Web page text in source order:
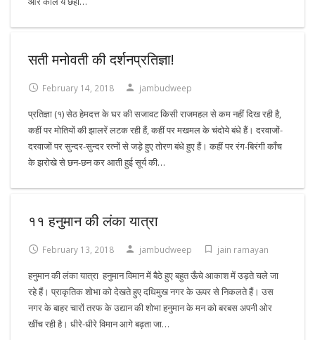
सती मनोवती की दर्शनप्रतिज्ञा!
February 14, 2018 jambudweep
प्रतिज्ञा (१) सेठ हेमदत्त के घर की सजावट किसी राजमहल से कम नहीं दिख रही है,
कहीं पर मोतियों की झालरें लटक रही हैं, कहीं पर मखमल के चंदोये बंधे हैं। दरवाजों-
दरवाजों पर सुन्दर-सुन्दर रत्नों से जड़े हुए तोरण बंधे हुए हैं। कहीं पर रंग-बिरंगी काँच
के झरोखे से छन-छन कर आती हुई सूर्य की…
११ हनुमान की लंका यात्रा
February 13, 2018 jambudweep jain ramayan
हनुमान की लंका यात्रा हनुमान विमान में बैठे हुए बहुत ऊँचे आकाश में उड़ते चले जा
रहे हैं। प्राकृतिक शोभा को देखते हुए दधिमुख नगर के ऊपर से निकलते हैं। उस
नगर के बाहर चारों तरफ के उद्यान की शोभा हनुमान के मन को बरबस अपनी ओर
खींच रही है। धीरे-धीरे विमान आगे बढ़ता जा…